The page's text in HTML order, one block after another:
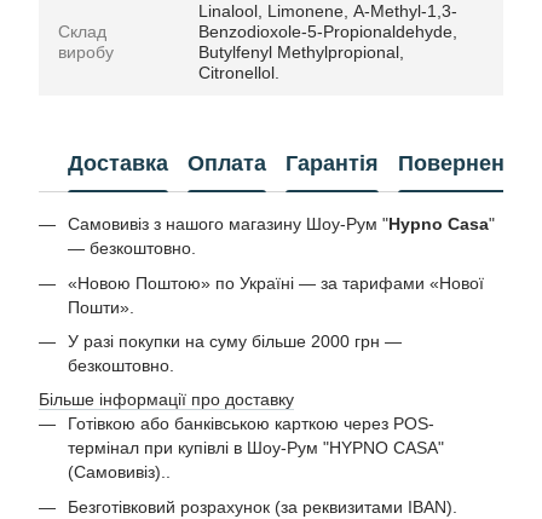
Склад
виробу
Linalool, Limonene, Α-Methyl-1,3-
Benzodioxole-5-Propionaldehyde,
Butylfenyl Methylpropional,
Citronellol.
Доставка Оплата Гарантія Повернення
Самовивіз з нашого магазину Шоу-Рум "Hypno Casa"
— безкоштовно.
«Новою Поштою» по Україні — за тарифами «Нової
Пошти».
У разі покупки на суму більше 2000 грн —
безкоштовно.
Більше інформації про доставку
Готівкою або банківською карткою через POS-
термінал при купівлі в Шоу-Рум "HYPNO CASA"
(Самовивіз)..
Безготівковий розрахунок (за реквизитами IBAN).